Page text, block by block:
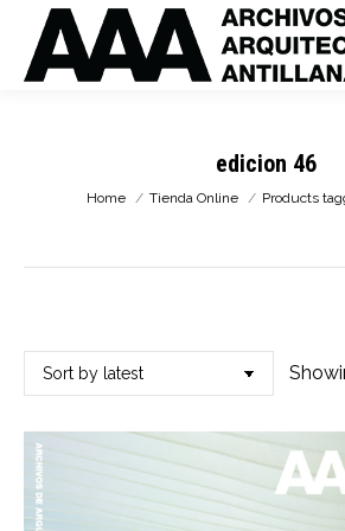
edicion 46
You are here:
Home Tienda Online Products